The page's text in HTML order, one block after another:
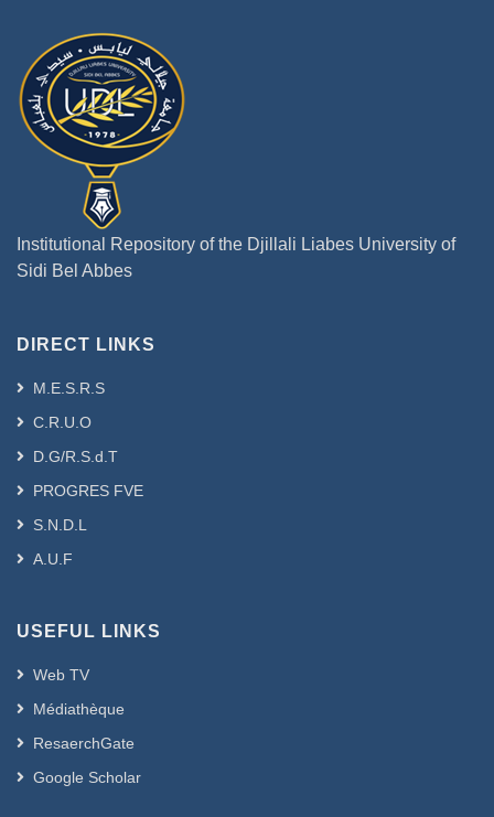
Institutional Repository of the Djillali Liabes University of
Sidi Bel Abbes
DIRECT LINKS
M.E.S.R.S
C.R.U.O
D.G/R.S.d.T
PROGRES FVE
S.N.D.L
A.U.F
USEFUL LINKS
Web TV
Médiathèque
ResaerchGate
Google Scholar